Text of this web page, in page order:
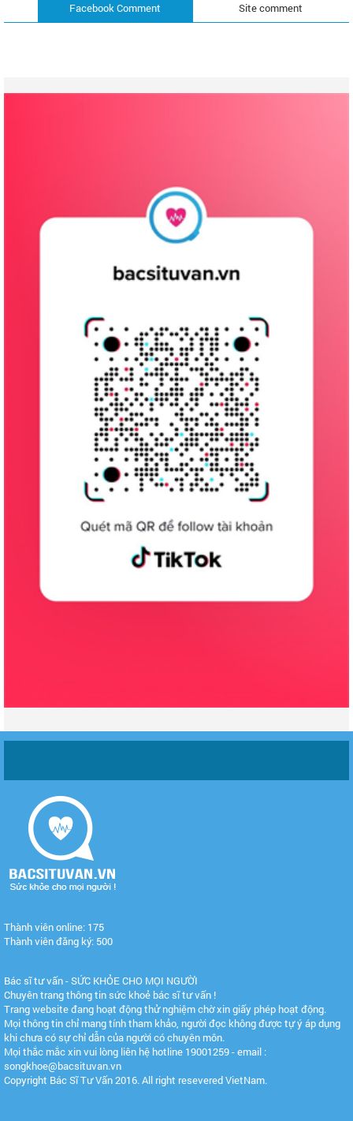
Site comment
Facebook Comment
Thành viên online: 175
Thành viên đăng ký: 500
Bác sĩ tư vấn - SỨC KHỎE CHO MỌI NGƯỜI
Chuyên trang thông tin sức khoẻ bác sĩ tư vấn !
Trang website đang hoạt động thử nghiệm chờ xin giấy phép hoạt động.
Mọi thông tin chỉ mang tính tham khảo, người đọc không được tự ý áp dụng
khi chưa có sự chỉ dẫn của người có chuyên môn.
Mọi thắc mắc xin vui lòng liên hệ hotline 19001259 - email :
songkhoe@bacsituvan.vn
Copyright Bác Sĩ Tư Vấn 2016. All right resevered VietNam.